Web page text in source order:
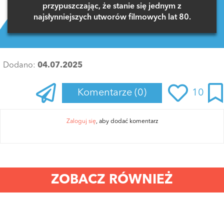
przypuszczając, że stanie się jednym z
najsłynniejszych utworów filmowych lat 80.
Dodano: 04.07.2025
Komentarze (0) 10
Zaloguj się, aby dodać komentarz
ZOBACZ RÓWNIEŻ